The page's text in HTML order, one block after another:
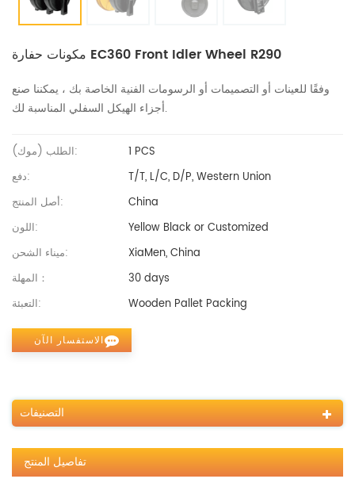
مكونات حفارة EC360 Front Idler Wheel R290
وفقًا للعينات أو التصميمات أو الرسومات الفنية الخاصة بك ، يمكننا صنع
أجزاء الهيكل السفلي المناسبة لك.
الطلب (موك):
1 PCS
دفع:
T/T, L/C, D/P, Western Union
أصل المنتج:
China
اللون:
Yellow Black or Customized
ميناء الشحن:
XiaMen, China
المهلة：
30 days
التعبئة:
Wooden Pallet Packing
الاستفسار الآن
التصنيفات
تفاصيل المنتج